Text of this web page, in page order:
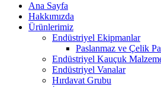
Ana Sayfa
Hakkımızda
Ürünlerimiz
Endüstriyel Ekipmanlar
Paslanmaz ve Çelik
Endüstriyel Kauçuk
Endüstriyel Vanalar
Hırdavat Grubu